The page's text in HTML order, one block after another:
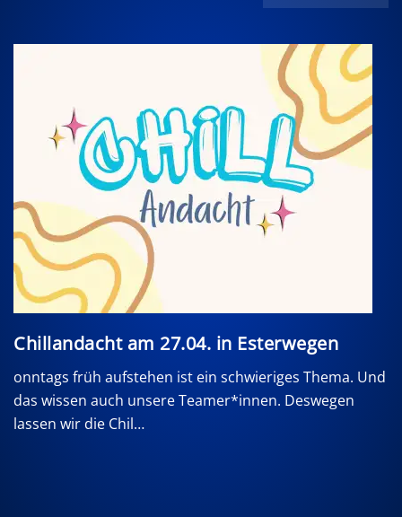
Chillandacht am 27.04. in Esterwegen
onntags früh aufstehen ist ein schwieriges Thema. Und
das wissen auch unsere Teamer*innen. Deswegen
lassen wir die Chil…